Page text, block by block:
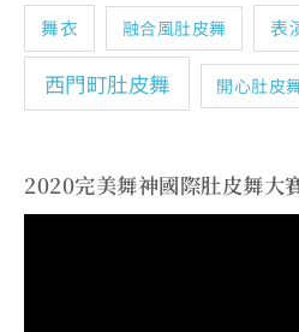
舞衣 融合風肚皮舞 表
西門町肚皮舞 開心肚皮
2020完美舞神國際肚皮舞大